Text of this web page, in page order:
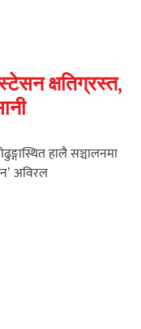
क्षतिग्रस्त,
हालै सञ्चालनमा
अविरल